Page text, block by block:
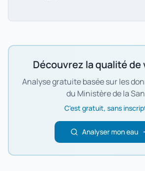
Découvrez la qualité de
Analyse gratuite basée sur les
du Ministère de la
C'est gratuit, sans
Analyser mon eau